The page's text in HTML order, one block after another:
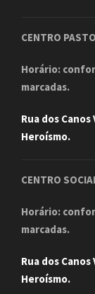
CENTRO
Horário:
marcadas.
Rua dos
Heroísmo.
CENTRO
Horário:
marcadas.
Rua dos
Heroísmo.